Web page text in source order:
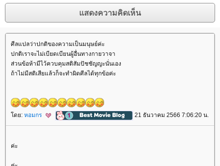
ศีลแปลว่าปกติของความเป็นมนุษย์ค่ะ
ปกติเราจะไม่เบียดเบียนผู้อื่นทางกายวาจา
ส่วนข้อห้ามีไว้ควบคุมสติสัมปัชชัญญะนั่นเอง
ถ้าไม่มีสติเสียแล้วก็จะทำผิดศีลได้ทุกข้อค่ะ
ดย: หอมกร 21 ธันวาคม 2566 7:06:20 น.
ค่ะ